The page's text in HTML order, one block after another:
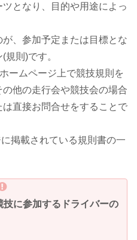
となり、目的や用途によっ
、参加予定または目標とな
則)です。
ームページ上で競技規則を
他の走行会や競技会の場合
直接お問合せをすることで
掲載されている規則書の一
技に参加するドライバーの